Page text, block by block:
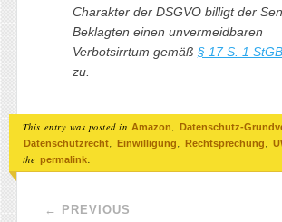
Charakter der DSGVO billigt der
Beklagten einen unvermeidbaren
Verbotsirrtum gemäß § 17 S. 1 StGB
zu.
This entry was posted in Amazon, Datenschutz-
Datenschutzrecht, Einwilligung, Rechtsprechung,
the permalink.
Post navigation
← PREVIOUS